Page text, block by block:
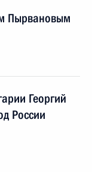
Пырвановым
Георгий
России